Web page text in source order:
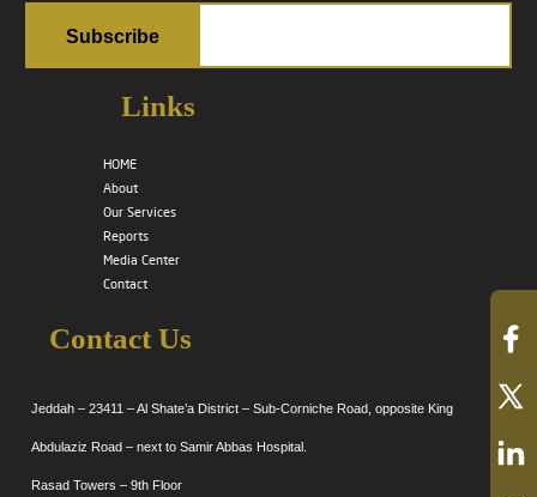
Links
HOME
About
Our Services
Reports
Media Center
Contact
Contact Us
Jeddah – 23411 – Al Shate’a District – Sub-Corniche Road, opposite King
Abdulaziz Road – next to Samir Abbas Hospital.
Rasad Towers – 9th Floor